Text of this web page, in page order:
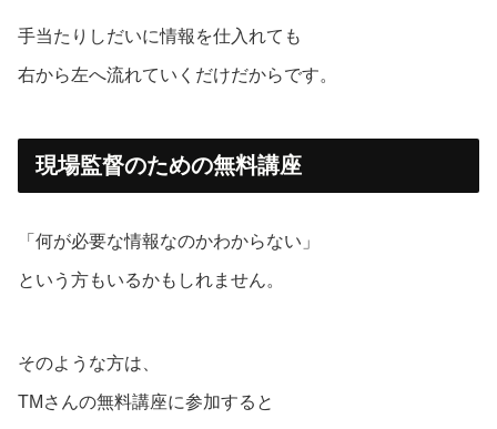
手当たりしだいに情報を仕入れても
右から左へ流れていくだけだからです。
現場監督のための無料講座
「何が必要な情報なのかわからない」
という方もいるかもしれません。
そのような方は、
TMさんの無料講座に参加すると